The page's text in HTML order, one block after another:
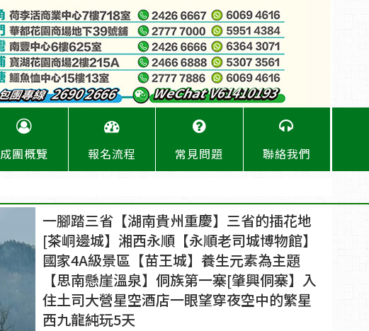
成團概覽 報名流程 常見問題
聯絡我們
一腳踏三省【湖南貴州重慶】三省的插花地
[茶峒邊城】湘西永順【永順老司城博物館】
國家4A級景區【苗王城】養生元素為主題
【思南懸崖溫泉】侗族第一寨[肇興侗寨】入
住土司大營星空酒店一眼望穿夜空中的繁星
西九龍純玩5天